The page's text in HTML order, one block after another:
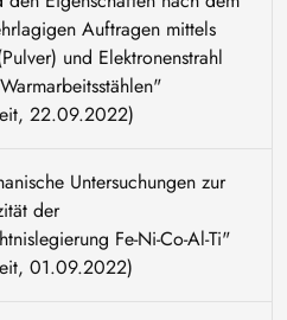
Auftragen mittels
und Elektronenstrahl
22.09.2022)
Untersuchungen zur
der
Fe-Ni-Co-Al-Ti"
01.09.2022)